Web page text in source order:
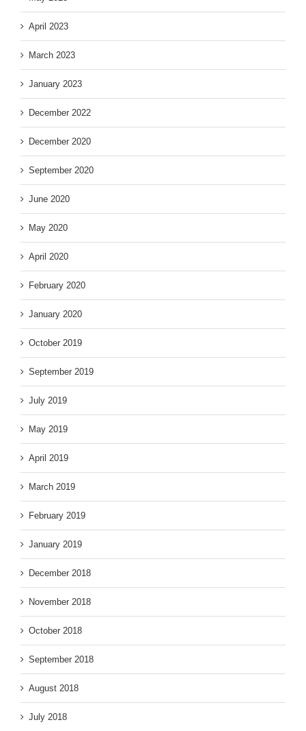
April 2023
March 2023
January 2023
December 2022
December 2020
September 2020
June 2020
May 2020
April 2020
February 2020
January 2020
October 2019
September 2019
July 2019
May 2019
April 2019
March 2019
February 2019
January 2019
December 2018
November 2018
October 2018
September 2018
August 2018
July 2018